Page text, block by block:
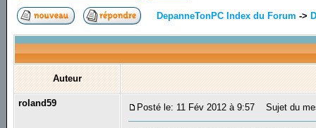
DepanneTonPC Index du Forum ->
Auteur
roland59 Posté le: 11 Fév 2012 à 9:57 Sujet du